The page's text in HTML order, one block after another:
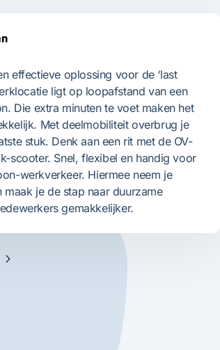
effectieve oplossing voor de ‘last
ligt op loopafstand van een
Die extra minuten te voet maken het
Met deelmobiliteit overbrug je
stuk. Denk aan een rit met de OV-
scooter. Snel, flexibel en handig voor
werkverkeer. Hiermee neem je
maak je de stap naar duurzame
gemakkelijker.